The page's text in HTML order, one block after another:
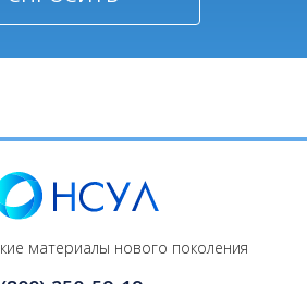
материалы нового поколения